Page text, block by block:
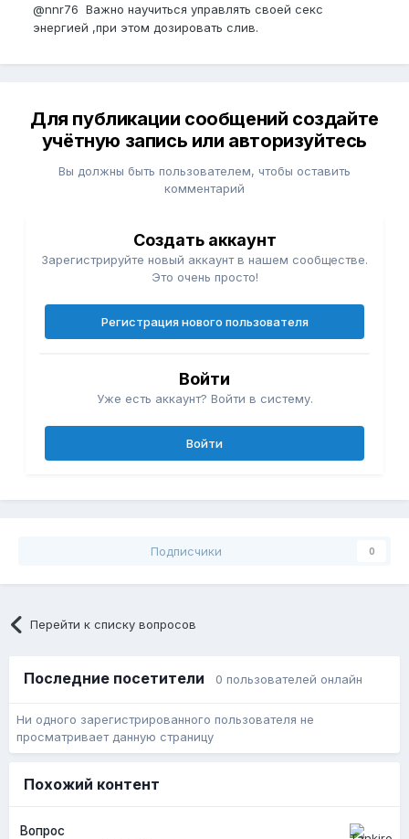
@nnr76 Важно научиться управлять своей секс
энергией ,при этом дозировать слив.
Для публикации сообщений создайте
учётную запись или авторизуйтесь
Вы должны быть пользователем, чтобы оставить
комментарий
Создать аккаунт
Зарегистрируйте новый аккаунт в нашем сообществе.
Это очень просто!
Регистрация нового пользователя
Войти
Уже есть аккаунт? Войти в систему.
Войти
Подписчики 0
Перейти к списку вопросов
Последние посетители 0 пользователей онлайн
Ни одного зарегистрированного пользователя не
просматривает данную страницу
Похожий контент
Вопрос